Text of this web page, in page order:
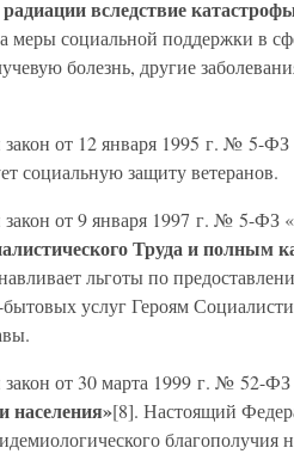
радиации вследствие
меры социальной поддержки в
болезнь, другие
от 12 января 1995 г. № 5-ФЗ
социальную защиту ветеранов.
от 9 января 1997 г. № 5-ФЗ «
Труда и полным
льготы по
услуг Героям
от 30 марта 1999 г. № 52-ФЗ
населения»[8]. Настоящий
благополучия